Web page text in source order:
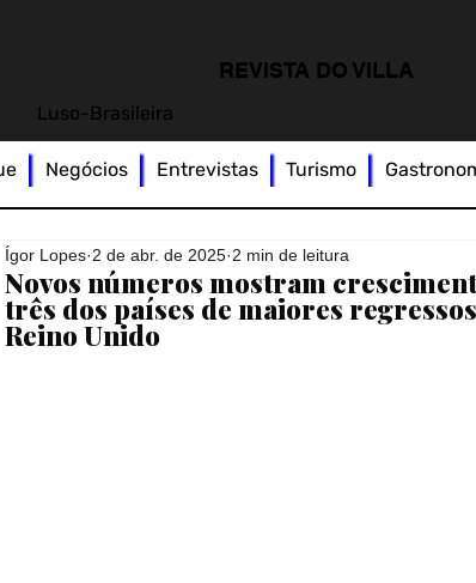
REVISTA DO VILLA
Luso-Brasileira
Novos números mostram
três dos países de maiores
Reino Unido
Ígor Lopes 2 de abr. de 2025 2 min de leitura
Negócios Entrevistas Turismo